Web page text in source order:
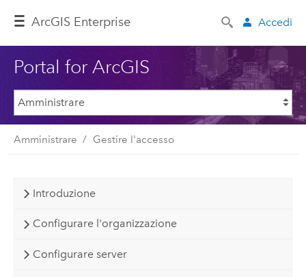
ArcGIS Enterprise Accedi
Portal for ArcGIS
Amministrare Gestire l'accesso
Introduzione
Configurare l'organizzazione
Configurare server